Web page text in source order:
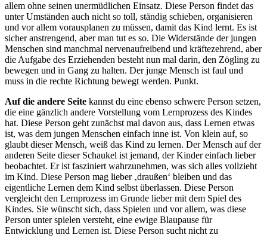
allem ohne seinen unermüdlichen Einsatz. Diese Person findet das
unter Umständen auch nicht so toll, ständig schieben, organisieren
und vor allem vorausplanen zu müssen, damit das Kind lernt. Es ist
sicher anstrengend, aber man tut es so. Die Widerstände der jungen
Menschen sind manchmal nervenaufreibend und kräftezehrend, aber
die Aufgabe des Erziehenden besteht nun mal darin, den Zögling zu
bewegen und in Gang zu halten. Der junge Mensch ist faul und
muss in die rechte Richtung bewegt werden. Punkt.
Auf die andere Seite kannst du eine ebenso schwere Person setzen,
die eine gänzlich andere Vorstellung vom Lernprozess des Kindes
hat. Diese Person geht zunächst mal davon aus, dass Lernen etwas
ist, was dem jungen Menschen einfach inne ist. Von klein auf, so
glaubt dieser Mensch, weiß das Kind zu lernen. Der Mensch auf der
anderen Seite dieser Schaukel ist jemand, der Kinder einfach lieber
beobachtet. Er ist fasziniert wahrzunehmen, was sich alles vollzieht
im Kind. Diese Person mag lieber ‚draußen‘ bleiben und das
eigentliche Lernen dem Kind selbst überlassen. Diese Person
vergleicht den Lernprozess im Grunde lieber mit dem Spiel des
Kindes. Sie wünscht sich, dass Spielen und vor allem, was diese
Person unter spielen versteht, eine ewige Blaupause für
Entwicklung und Lernen ist. Diese Person sucht nicht zu